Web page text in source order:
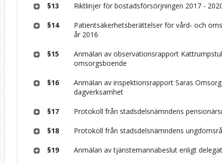
§13 Riktlinjer för bostadsförsörjningen 2017 -
§14
Patientsäkerhetsberättelser för vård- och
år 2016
§15
Anmälan av observationsrapport
omsorgsboende
§16
Anmälan av inspektionsrapport Saras
dagverksamhet
§17 Protokoll från stadsdelsnämndens
§18 Protokoll från stadsdelsnämndens
§19 Anmälan av tjänstemannabeslut enligt